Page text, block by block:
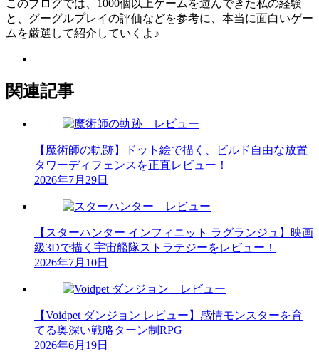
このブログでは、1000個以上ゲームを遊んできた私の経験
と、グーグルプレイの評価などを参考に、本当に面白いゲー
ムを厳選して紹介していくよ♪
関連記事
【魔術師の軌跡】ドット絵で描く、ビルド自由な放置
タワーディフェンスを正直レビュー！
2026年7月29日
【スターハンター インフィニット ラグランジュ】映画
級3Dで描く宇宙艦隊ストラテジーをレビュー！
2026年7月10日
【Voidpet ダンジョン レビュー】感情モンスターを育
てる奥深い戦略ターン制RPG
2026年6月19日